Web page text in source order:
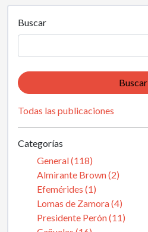
Buscar
Buscar
Todas las publicaciones
Categorías
General (118)
Almirante Brown (2)
Efemérides (1)
Lomas de Zamora (4)
Presidente Perón (11)